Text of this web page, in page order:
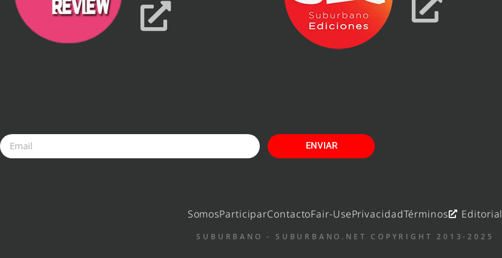
ENVIAR
SomosParticiparContactoFair-UsePrivacidadTérminos Editorial
SUBURBANO - SUBURBANO.NET COPYRIGHT 2013-2025